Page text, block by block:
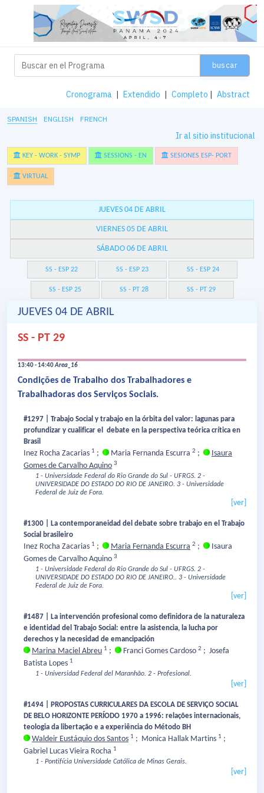
buscar
Cronograma | Extendido | Completo | Abstract
SPANISH ENGLISH FRENCH
Ir al sitio institucional
KEY - WORK - SYMP SESSIONS - EN SESIONES ESP- PORT
VIRTUAL
JUEVES 04 DE ABRIL
VIERNES 05 DE ABRIL
SÁBADO 06 DE ABRIL
SS - ESP 22 SS - ESP 23 SS - ESP 24
SS - ESP 25 SS - PT 28 SS - PT 29
JUEVES 04 DE ABRIL
SS - PT 29
13:40 - 14:40Area_16
Condições de Trabalho dos Trabalhadores e
Trabalhadoras dos Serviços Sociais.
#1297 | Trabajo Social y trabajo en la órbita del valor: lagunas para
profundizar y cualificar el debate en la perspectiva teórica crítica en
Brasil
Inez Rocha Zacarias 1 ; Maria Fernanda Escurra 2 ;
Isaura
Gomes de Carvalho Aquino 3
1 - Universidade Federal do Rio Grande do Sul - UFRGS. 2 -
UNIVERSIDADE DO ESTADO DO RIO DE JANEIRO. 3 - Universidade
Federal de Juiz de Fora.
[ver]
#1300 | La contemporaneidad del debate sobre trabajo en el Trabajo
Social brasileiro
Inez Rocha Zacarias 1 ; Maria Fernanda Escurra 2 ;
Isaura
Gomes de Carvalho Aquino 3
1 - Universidade Federal do Rio Grande do Sul - UFRGS. 2 -
UNIVERSIDADE DO ESTADO DO RIO DE JANEIRO.. 3 - Universidade
Federal de Juiz de Fora.
[ver]
#1487 | La intervención profesional como definidora de la naturaleza
e identidad del Trabajo Social: entre la asistencia, la lucha por
derechos y la necesidad de emancipación
Marina Maciel Abreu 1 ; Franci Gomes Cardoso 2 ; Josefa
Batista Lopes 1
1 - Universidad Federal del Maranhão. 2 - Profesional.
[ver]
#1494 | PROPOSTAS CURRICULARES DA ESCOLA DE SERVIÇO SOCIAL
DE BELO HORIZONTE PERÍODO 1970 a 1996: relações internacionais,
teologia da libertação e a experiência do Método BH
Waldeir Eustáquio dos Santos 1 ; Monica Hallak Martins 1 ;
Gabriel Lucas Vieira Rocha 1
1 - Pontifícia Universidade Católica de Minas Gerais.
[ver]